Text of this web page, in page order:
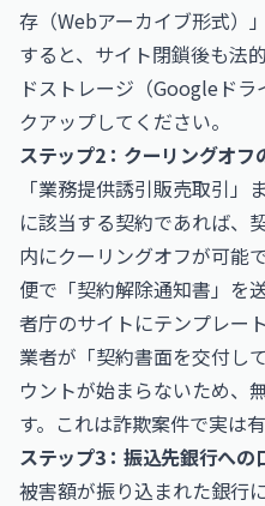
存（Webアーカイブ形式）
すると、サイト閉鎖後も法
ドストレージ（Googleド
クアップしてください。
ステップ2：クーリングオフ
「業務提供誘引販売取引」
に該当する契約であれば、
内にクーリングオフが可能
便で「契約解除通知書」を
者庁のサイトにテンプレー
業者が「契約書面を交付し
ウントが始まらないため、
す。これは詐欺案件で実は
ステップ3：振込先銀行への
被害額が振り込まれた銀行